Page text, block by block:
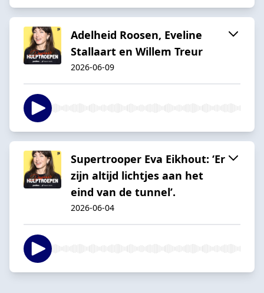
Adelheid Roosen, Eveline
Stallaart en Willem Treur
2026-06-09
Supertrooper Eva Eikhout: ‘Er
zijn altijd lichtjes aan het
eind van de tunnel’.
2026-06-04